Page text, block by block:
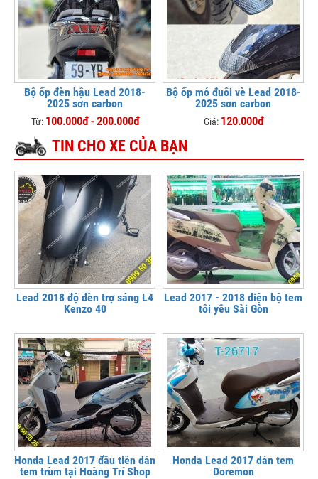
Bộ ốp đèn hậu Lead 2018-
2025 sơn carbon
Từ: 100.000đ - 200.000đ
Bộ ốp mỏ đuôi vè Lead 2018-
2025 sơn carbon
Giá: 120.000đ
TIN CHO XE CỦA BẠN
Lead 2018 độ đèn trợ sáng L4
Kenzo 40
Lead 2017 - 2018 diện bộ tem
tôi yêu Sài Gòn
Honda Lead 2017 đầu tiên dán
tem trùm tại Hoàng Trí Shop
Honda Lead 2017 dán tem
Doremon